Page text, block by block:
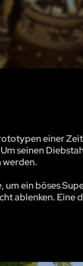
einer
seinen
werden.
ein böses
ablenken.